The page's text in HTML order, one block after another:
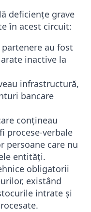
deficiențe grave
în acest circuit:
au fost
inactive la
infrastructură,
bancare
conțineau
procese-verbale
persoane care nu
entități.
obligatorii
existând
intrate și